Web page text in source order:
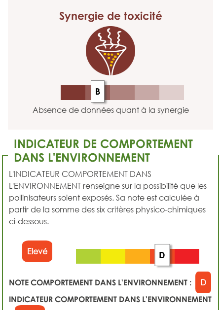
Synergie de toxicité
B
Absence de données quant à la synergie
INDICATEUR DE COMPORTEMENT
DANS L'ENVIRONNEMENT
L'INDICATEUR COMPORTEMENT DANS
L'ENVIRONNEMENT renseigne sur la possibilité que les
pollinisateurs soient exposés. Sa note est calculée à
partir de la somme des six critères physico-chimiques
ci-dessous.
Elevé D
NOTE COMPORTEMENT DANS L'ENVIRONNEMENT :
D
INDICATEUR COMPORTEMENT DANS L'ENVIRONNEMENT